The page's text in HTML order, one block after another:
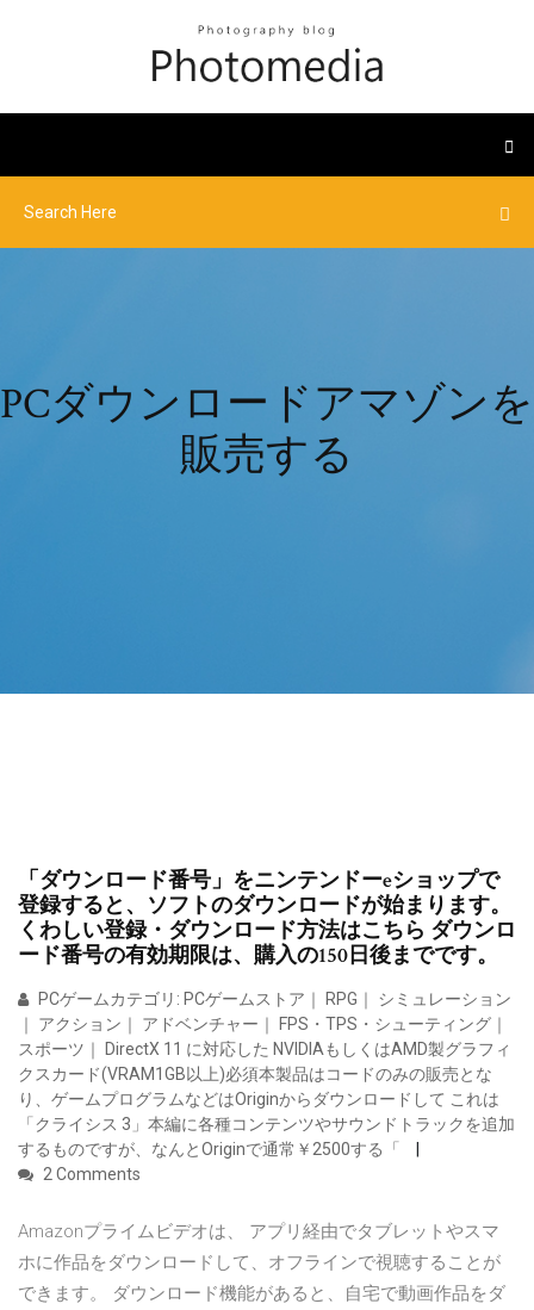
PCダウンロードアマゾンを
販売する
「ダウンロード番号」をニンテンドーeショップで
登録すると、ソフトのダウンロードが始まります。
くわしい登録・ダウンロード方法はこちら ダウンロ
ード番号の有効期限は、購入の150日後までです。
PCゲームカテゴリ: PCゲームストア｜ RPG｜ シミュレーション
｜ アクション｜ アドベンチャー｜ FPS・TPS・シューティング｜
スポーツ｜ DirectX 11 に対応した NVIDIAもしくはAMD製グラフィ
クスカード(VRAM1GB以上)必須本製品はコードのみの販売とな
り、ゲームプログラムなどはOriginからダウンロードして これは
「クライシス 3」本編に各種コンテンツやサウンドトラックを追加
するものですが、なんとOriginで通常￥2500する「
2 Comments
Amazonプライムビデオは、 アプリ経由でタブレットやスマ
ホに作品をダウンロードして、オフラインで視聴することが
できます。 ダウンロード機能があると、自宅で動画作品をダ